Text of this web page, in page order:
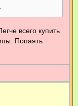
всего купить
Попаять